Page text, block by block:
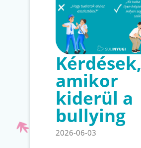
Kérdések,
amikor
kiderül a
bullying
2026-06-03